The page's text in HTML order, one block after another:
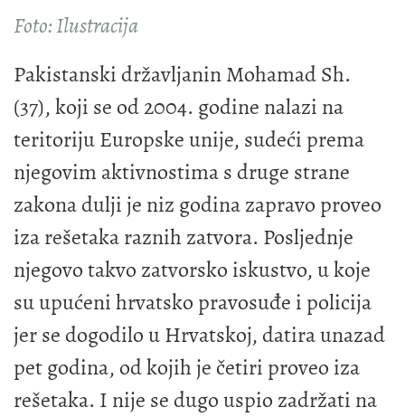
Foto: Ilustracija
Pakistanski državljanin Mohamad Sh.
(37), koji se od 2004. godine nalazi na
teritoriju Europske unije, sudeći prema
njegovim aktivnostima s druge strane
zakona dulji je niz godina zapravo proveo
iza rešetaka raznih zatvora. Posljednje
njegovo takvo zatvorsko iskustvo, u koje
su upućeni hrvatsko pravosuđe i policija
jer se dogodilo u Hrvatskoj, datira unazad
pet godina, od kojih je četiri proveo iza
rešetaka. I nije se dugo uspio zadržati na